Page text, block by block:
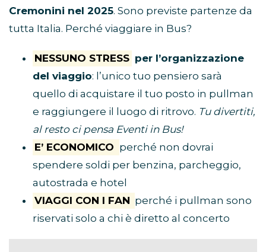
Cremonini nel 2025. Sono previste partenze da
tutta Italia. Perché viaggiare in Bus?
NESSUNO STRESS per l’organizzazione
del viaggio: l’unico tuo pensiero sarà
quello di acquistare il tuo posto in pullman
e raggiungere il luogo di ritrovo. Tu divertiti,
al resto ci pensa Eventi in Bus!
E’ ECONOMICO perché non dovrai
spendere soldi per benzina, parcheggio,
autostrada e hotel
VIAGGI CON I FAN perché i pullman sono
riservati solo a chi è diretto al concerto